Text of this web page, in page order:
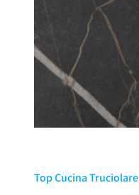
Top Cucina Truciolare